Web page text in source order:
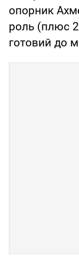
опорник
роль (плюс
готовий до